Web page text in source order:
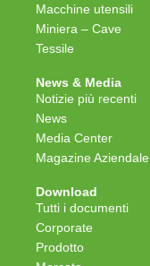
Macchine utensili
Miniera – Cave
Tessile
News & Media
Notizie più recenti
News
Media Center
Magazine Aziendale
Download
Tutti i documenti
Corporate
Prodotto